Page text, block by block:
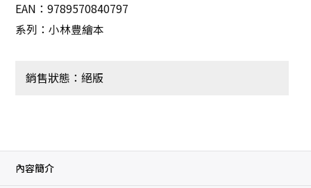
EAN：9789570840797
系列：小林豊繪本
銷售狀態：絕版
內容簡介